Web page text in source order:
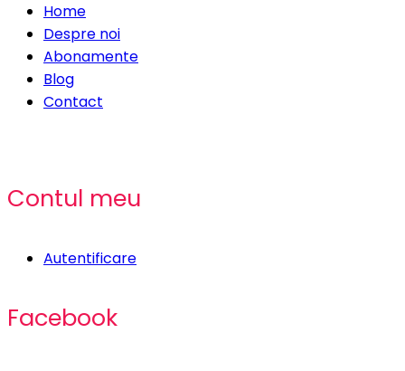
Home
Despre noi
Abonamente
Blog
Contact
Contul meu
Autentificare
Facebook